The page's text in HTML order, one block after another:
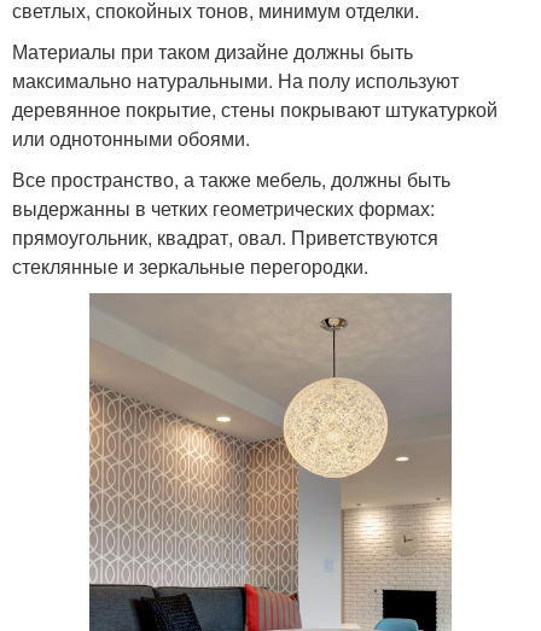
светлых, спокойных тонов, минимум отделки.
Материалы при таком дизайне должны быть
максимально натуральными. На полу используют
деревянное покрытие, стены покрывают штукатуркой
или однотонными обоями.
Все пространство, а также мебель, должны быть
выдержанны в четких геометрических формах:
прямоугольник, квадрат, овал. Приветствуются
стеклянные и зеркальные перегородки.